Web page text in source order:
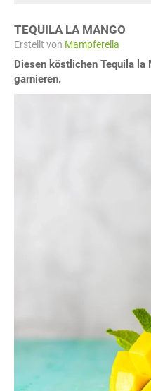
TEQUILA LA MANGO
Erstellt von Mampferella
Diesen köstlichen Tequila
garnieren.